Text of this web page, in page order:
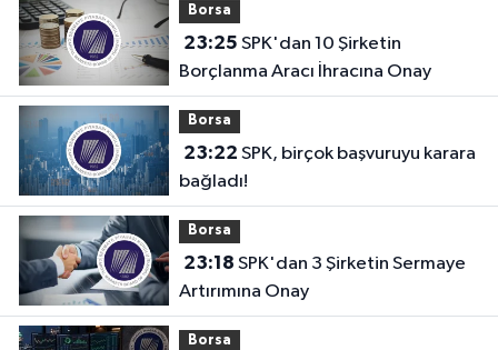
Borsa
23:25
Borçlanma Aracı İhracına Onay
Borsa
23:22
bağladı!
Borsa
23:18
Artırımına Onay
Borsa